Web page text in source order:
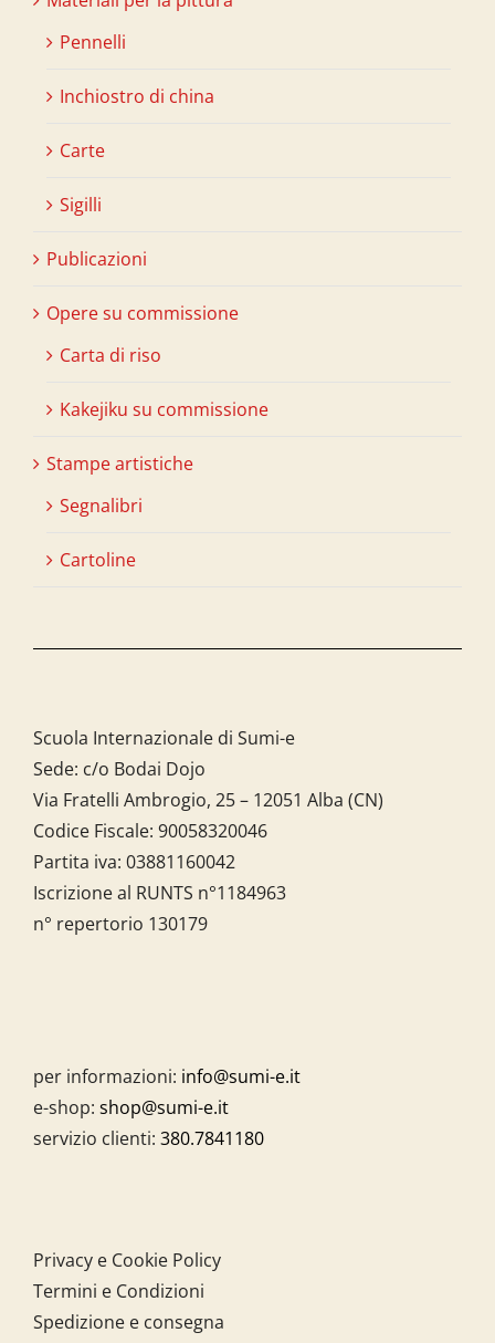
Pennelli
Inchiostro di china
Carte
Sigilli
Publicazioni
Opere su commissione
Carta di riso
Kakejiku su commissione
Stampe artistiche
Segnalibri
Cartoline
Scuola Internazionale di Sumi-e
Sede: c/o Bodai Dojo
Via Fratelli Ambrogio, 25 – 12051 Alba (CN)
Codice Fiscale: 90058320046
Partita iva: 03881160042
Iscrizione al RUNTS n°1184963
n° repertorio 130179
per informazioni: info@sumi-e.it
e-shop: shop@sumi-e.it
servizio clienti: 380.7841180
Privacy e Cookie Policy
Termini e Condizioni
Spedizione e consegna